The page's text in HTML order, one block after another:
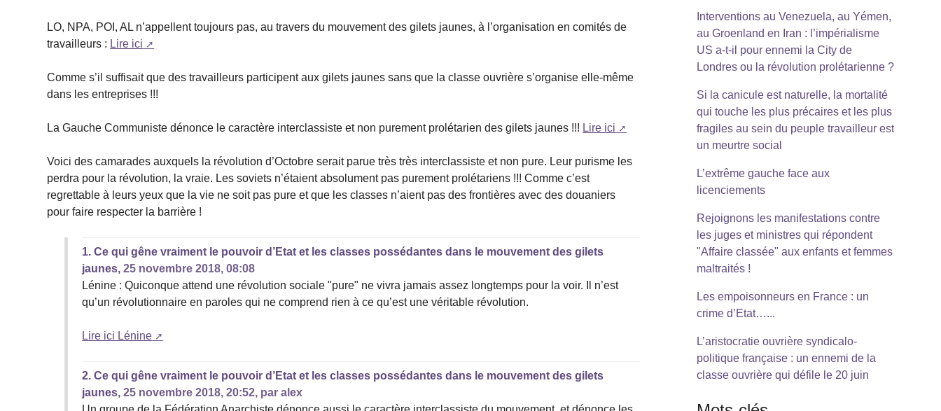
LO, NPA, POI, AL n’appellent toujours pas, au travers du mouvement des gilets jaunes, à l’organisation en comités de
travailleurs : Lire ici
Comme s’il suffisait que des travailleurs participent aux gilets jaunes sans que la classe ouvrière s’organise elle-même
dans les entreprises !!!
La Gauche Communiste dénonce le caractère interclassiste et non purement prolétarien des gilets jaunes !!! Lire ici
Voici des camarades auxquels la révolution d’Octobre serait parue très très interclassiste et non pure. Leur purisme les
perdra pour la révolution, la vraie. Les soviets n’étaient absolument pas purement prolétariens !!! Comme c’est
regrettable à leurs yeux que la vie ne soit pas pure et que les classes n’aient pas des frontières avec des douaniers
pour faire respecter la barrière !
1. Ce qui gêne vraiment le pouvoir d’Etat et les classes possédantes dans le mouvement des gilets
jaunes,25 novembre 2018, 08:08
Lénine : Quiconque attend une révolution sociale "pure" ne vivra jamais assez longtemps pour la voir. Il n’est
qu’un révolutionnaire en paroles qui ne comprend rien à ce qu’est une véritable révolution.
Lire ici Lénine
2. Ce qui gêne vraiment le pouvoir d’Etat et les classes possédantes dans le mouvement des gilets
jaunes,25 novembre 2018, 20:52, paralex
Interventions au Venezuela, au Yémen,
au Groenland en Iran : l’impérialisme
US a-t-il pour ennemi la City de
Londres ou la révolution prolétarienne ?
Si la canicule est naturelle, la mortalité
qui touche les plus précaires et les plus
fragiles au sein du peuple travailleur est
un meurtre social
L’extrême gauche face aux
licenciements
Rejoignons les manifestations contre
les juges et ministres qui répondent
"Affaire classée" aux enfants et femmes
maltraités !
Les empoisonneurs en France : un
crime d’Etat…...
L’aristocratie ouvrière syndicalo-
politique française : un ennemi de la
classe ouvrière qui défile le 20 juin